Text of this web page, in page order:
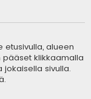
etusivulla, alueen
pääset klikkaamalla
jokaisella sivulla.